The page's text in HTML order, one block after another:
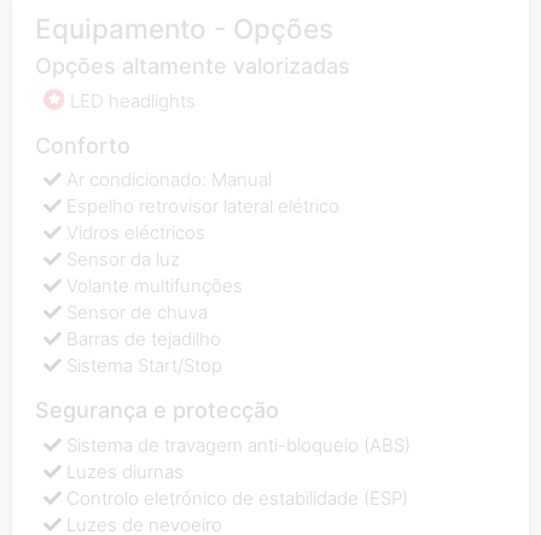
Equipamento - Opções
Opções altamente valorizadas
LED headlights
Conforto
Ar condicionado: Manual
Espelho retrovisor lateral elétrico
Vidros eléctricos
Sensor da luz
Volante multifunções
Sensor de chuva
Barras de tejadilho
Sistema Start/Stop
Segurança e protecção
Sistema de travagem anti-bloqueio (ABS)
Luzes diurnas
Controlo eletrónico de estabilidade (ESP)
Luzes de nevoeiro